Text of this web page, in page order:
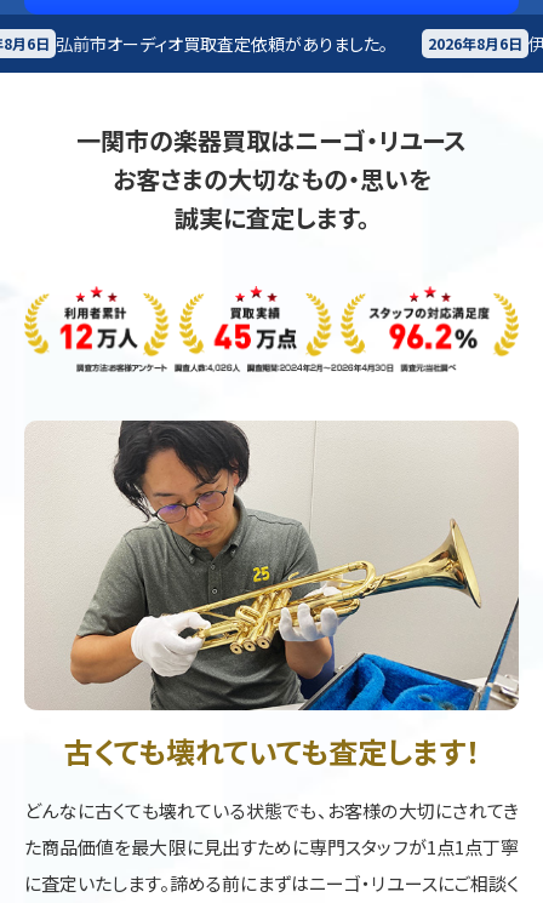
買取査定依頼がありました。 2026年8月6日 伊達市 楽器買取査定依
一関市の楽器買取はニーゴ・リユース
お客さまの大切なもの・思いを
誠実に査定します。
古くても壊れていても査定します！
どんなに古くても壊れている状態でも、お客様の大切にされてき
た商品価値を最大限に見出すために専門スタッフが1点1点丁寧
に査定いたします。諦める前にまずはニーゴ・リユースにご相談く